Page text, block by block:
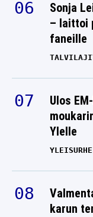
Sonja
– laittoi
faneille
Ulos
Ylelle
karun